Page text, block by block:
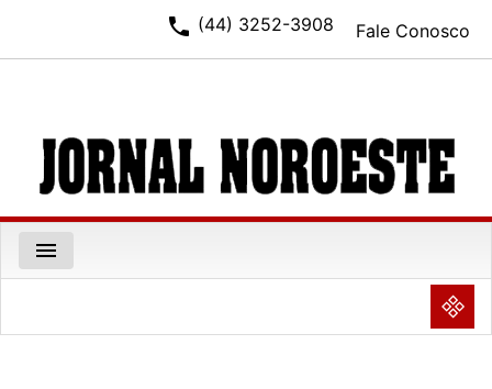
Fale Conosco
phone (44) 3252-3908
menu
NULL